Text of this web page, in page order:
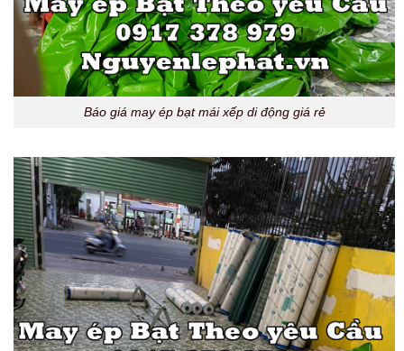
Báo giá may ép bạt mái xếp di động giá rẻ